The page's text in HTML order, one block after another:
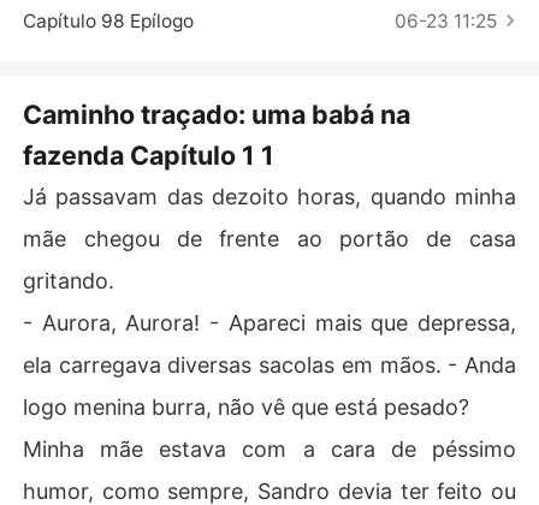
pioram quando ela tem que fugir de casa para não ser
Capítulo 98 Epílogo 06-23 11:25
Caminho traçado: uma babá na
fazenda Capítulo 1 1
Já passavam das dezoito horas, quando minha
mãe chegou de frente ao portão de casa
gritando.
- Aurora, Aurora! - Apareci mais que depressa,
ela carregava diversas sacolas em mãos. - Anda
logo menina burra, não vê que está pesado?
Minha mãe estava com a cara de péssimo
humor, como sempre, Sandro devia ter feito ou